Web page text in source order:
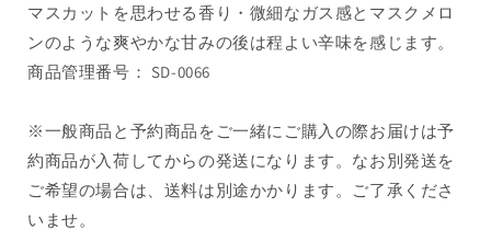
マスカットを思わせる香り・微細なガス感とマスクメロ
ンのような爽やかな甘みの後は程よい辛味を感じます。
商品管理番号： SD-0066
※一般商品と予約商品をご一緒にご購入の際お届けは予
約商品が入荷してからの発送になります。なお別発送を
ご希望の場合は、送料は別途かかります。ご了承くださ
いませ。